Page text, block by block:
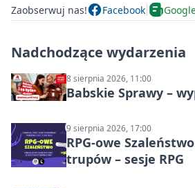
Zaobserwuj nas! Facebook
Nadchodzące wydarzenia
8 sierpnia 2026, 11:00
Babskie Sprawy –
9 sierpnia 2026, 17:00
RPG-owe
trupów – sesje RPG